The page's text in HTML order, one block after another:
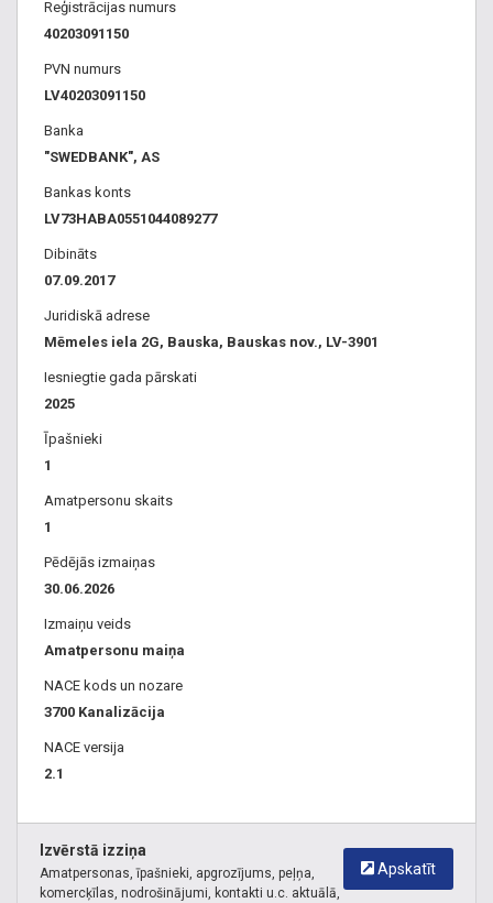
Sarkandaugava,Avārijas dienesti Sarkandaugava
Viesīte, Viļaka, Viļāni, Zilupe, Ķegums, + vēl 495 pagastos, +
vēl 12 novados
Reģistrācijas numurs
40203091150
PVN numurs
LV40203091150
Banka
"SWEDBANK", AS
Bankas konts
LV73HABA0551044089277
Dibināts
07.09.2017
Juridiskā adrese
Mēmeles iela 2G, Bauska, Bauskas nov., LV-3901
Iesniegtie gada pārskati
2025
Īpašnieki
1
Amatpersonu skaits
1
Pēdējās izmaiņas
30.06.2026
Izmaiņu veids
Amatpersonu maiņa
NACE kods un nozare
3700 Kanalizācija
NACE versija
2.1
Apskatīt
Izvērstā izziņa
Amatpersonas, īpašnieki, apgrozījums, peļņa,
komercķīlas, nodrošinājumi, kontakti u.c. aktuālā,